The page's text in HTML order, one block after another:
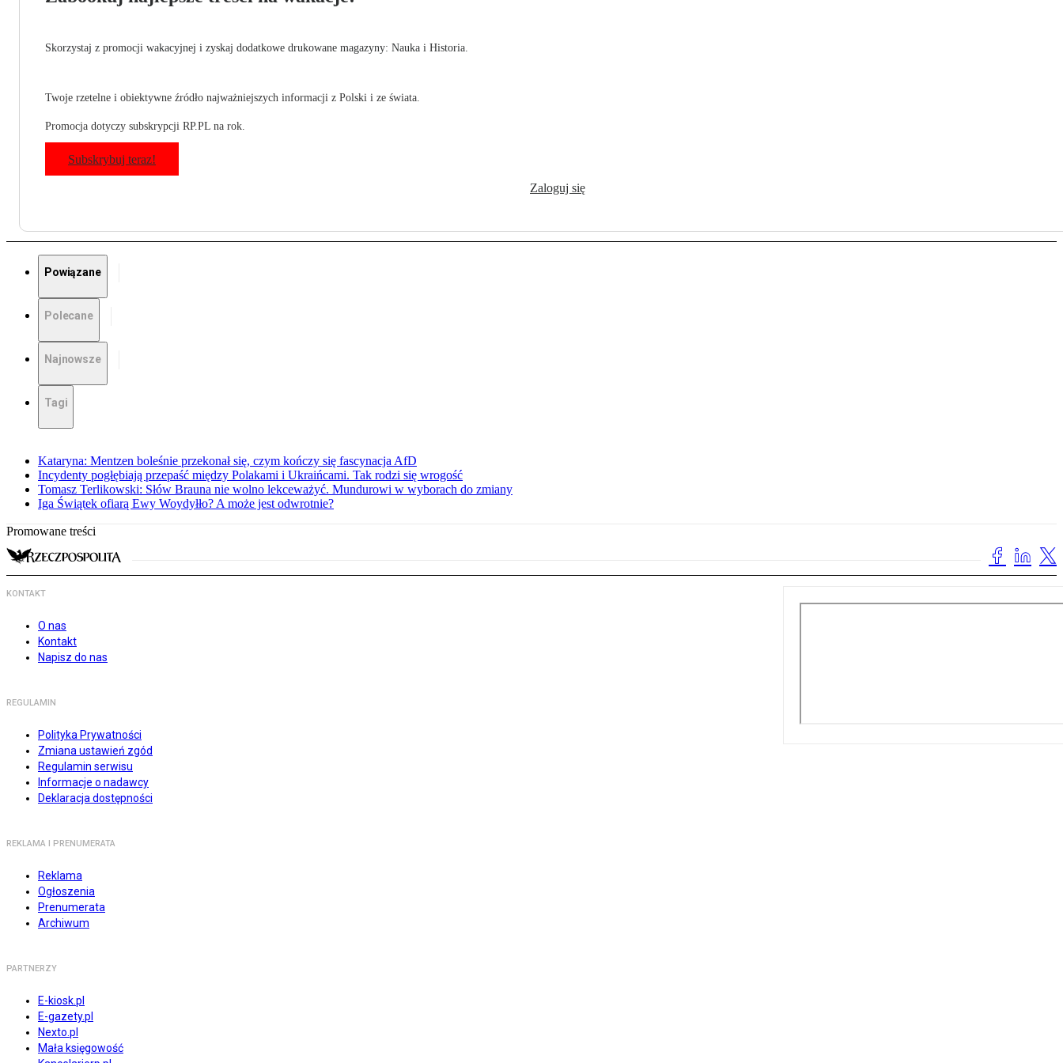
Skorzystaj z promocji wakacyjnej i zyskaj dodatkowe drukowane magazyny: Nauka i Historia.
Twoje rzetelne i obiektywne źródło najważniejszych informacji z Polski i ze świata.
Promocja dotyczy subskrypcji RP.PL na rok.
Subskrybuj teraz!
Zaloguj się
Powiązane
Polecane
Najnowsze
Tagi
Kataryna: Mentzen boleśnie przekonał się, czym kończy się fascynacja AfD
Incydenty pogłębiają przepaść między Polakami i Ukraińcami. Tak rodzi się wrogość
Tomasz Terlikowski: Słów Brauna nie wolno lekceważyć. Mundurowi w wyborach do zmiany
Iga Świątek ofiarą Ewy Woydyłło? A może jest odwrotnie?
Promowane treści
KONTAKT
O nas
Kontakt
Napisz do nas
REGULAMIN
Polityka Prywatności
Zmiana ustawień zgód
Regulamin serwisu
Informacje o nadawcy
Deklaracja dostępności
REKLAMA I PRENUMERATA
Reklama
Ogłoszenia
Prenumerata
Archiwum
PARTNERZY
E-kiosk.pl
E-gazety.pl
Nexto.pl
Mała księgowość